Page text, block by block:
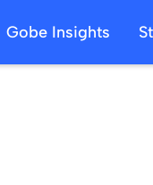
Gobe Insights